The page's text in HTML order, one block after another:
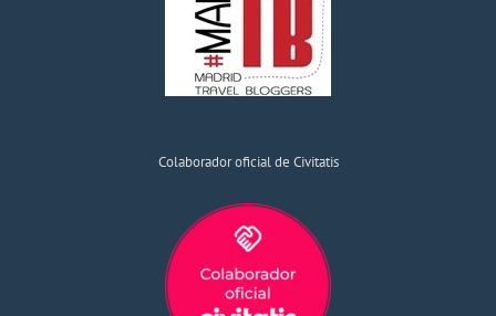
Colaborador oficial de Civitatis